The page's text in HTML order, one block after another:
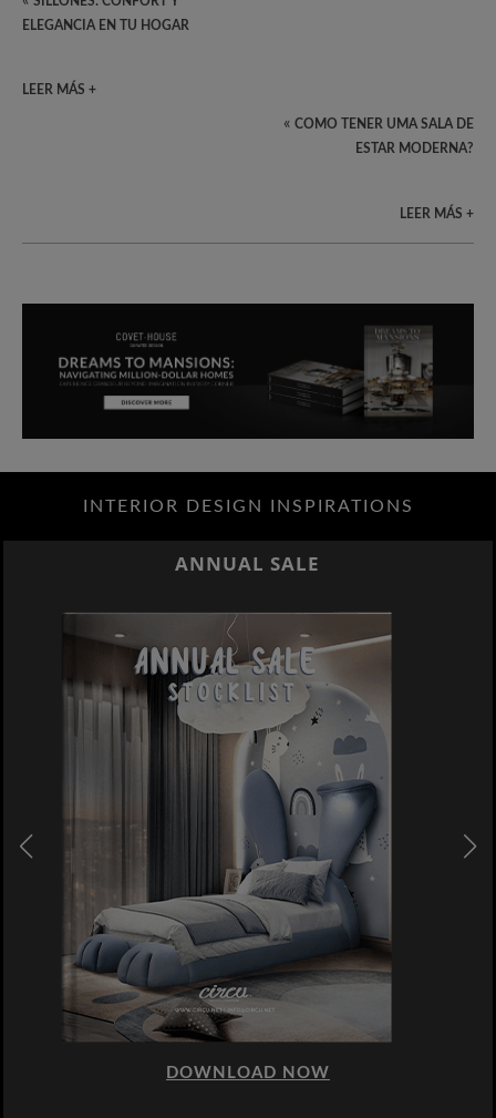
ELEGANCIA EN TU HOGAR
LEER MÁS +
« COMO TENER UMA SALA DE
ESTAR MODERNA?
LEER MÁS +
INTERIOR DESIGN INSPIRATIONS
ANNUAL SALE
DOWNLOAD NOW